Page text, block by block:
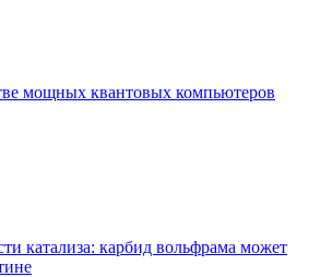
мощных квантовых компьютеров
катализа: карбид вольфрама может